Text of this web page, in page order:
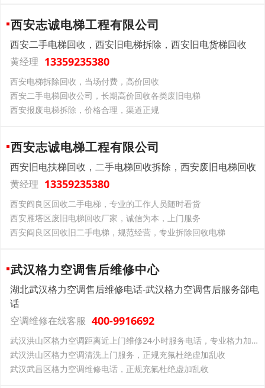
西安志诚电梯工程有限公司
西安二手电梯回收，西安旧电梯拆除，西安旧电货梯回收
黄经理 13359235380
西安电梯拆除回收，当场付费，高价回收
西安二手电梯回收公司，长期高价回收各类废旧电梯
西安报废电梯拆除，价格合理，渠道正规
西安志诚电梯工程有限公司
西安旧电扶梯回收，二手电梯回收拆除，西安废旧电梯回收
黄经理 13359235380
西安阎良区回收二手电梯，专业的工作人员随时看货
西安雁塔区废旧电梯回收厂家，诚信为本，上门服务
西安阎良区回收旧二手电梯，规范经营，专业拆除回收电梯
武汉格力空调售后维修中心
湖北武汉格力空调售后维修电话-武汉格力空调售后服务部电
话
空调维修在线客服 400-9916692
武汉洪山区格力空调距离近上门维修24小时服务电话，专业格力加氟，制冷效果翻倍
武汉洪山区格力空调清洗上门服务，正规充氟杜绝虚加乱收
武汉武昌区格力空调维修电话，正规充氟杜绝虚加乱收